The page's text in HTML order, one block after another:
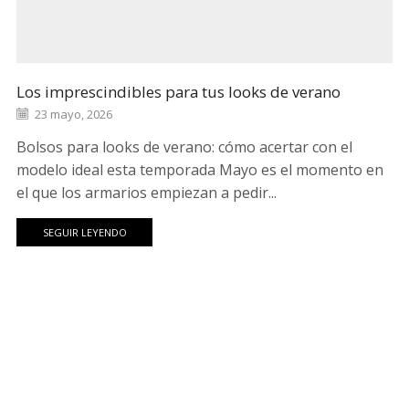
Los imprescindibles para tus looks de verano
23 mayo, 2026
Bolsos para looks de verano: cómo acertar con el
modelo ideal esta temporada Mayo es el momento en
el que los armarios empiezan a pedir...
SEGUIR LEYENDO